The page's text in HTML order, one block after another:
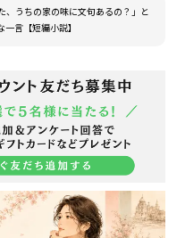
、うちの家の味に文句あるの？」と
言【短編小説】